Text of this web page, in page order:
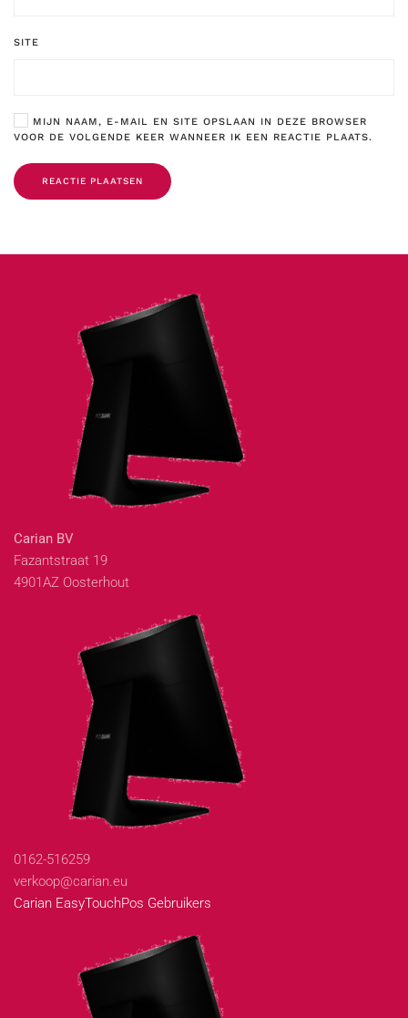
SITE
MIJN NAAM, E-MAIL EN SITE OPSLAAN IN DEZE BROWSER
VOOR DE VOLGENDE KEER WANNEER IK EEN REACTIE PLAATS.
REACTIE PLAATSEN
Carian BV
Fazantstraat 19
4901AZ Oosterhout
0162-516259
verkoop@carian.eu
Carian EasyTouchPos Gebruikers